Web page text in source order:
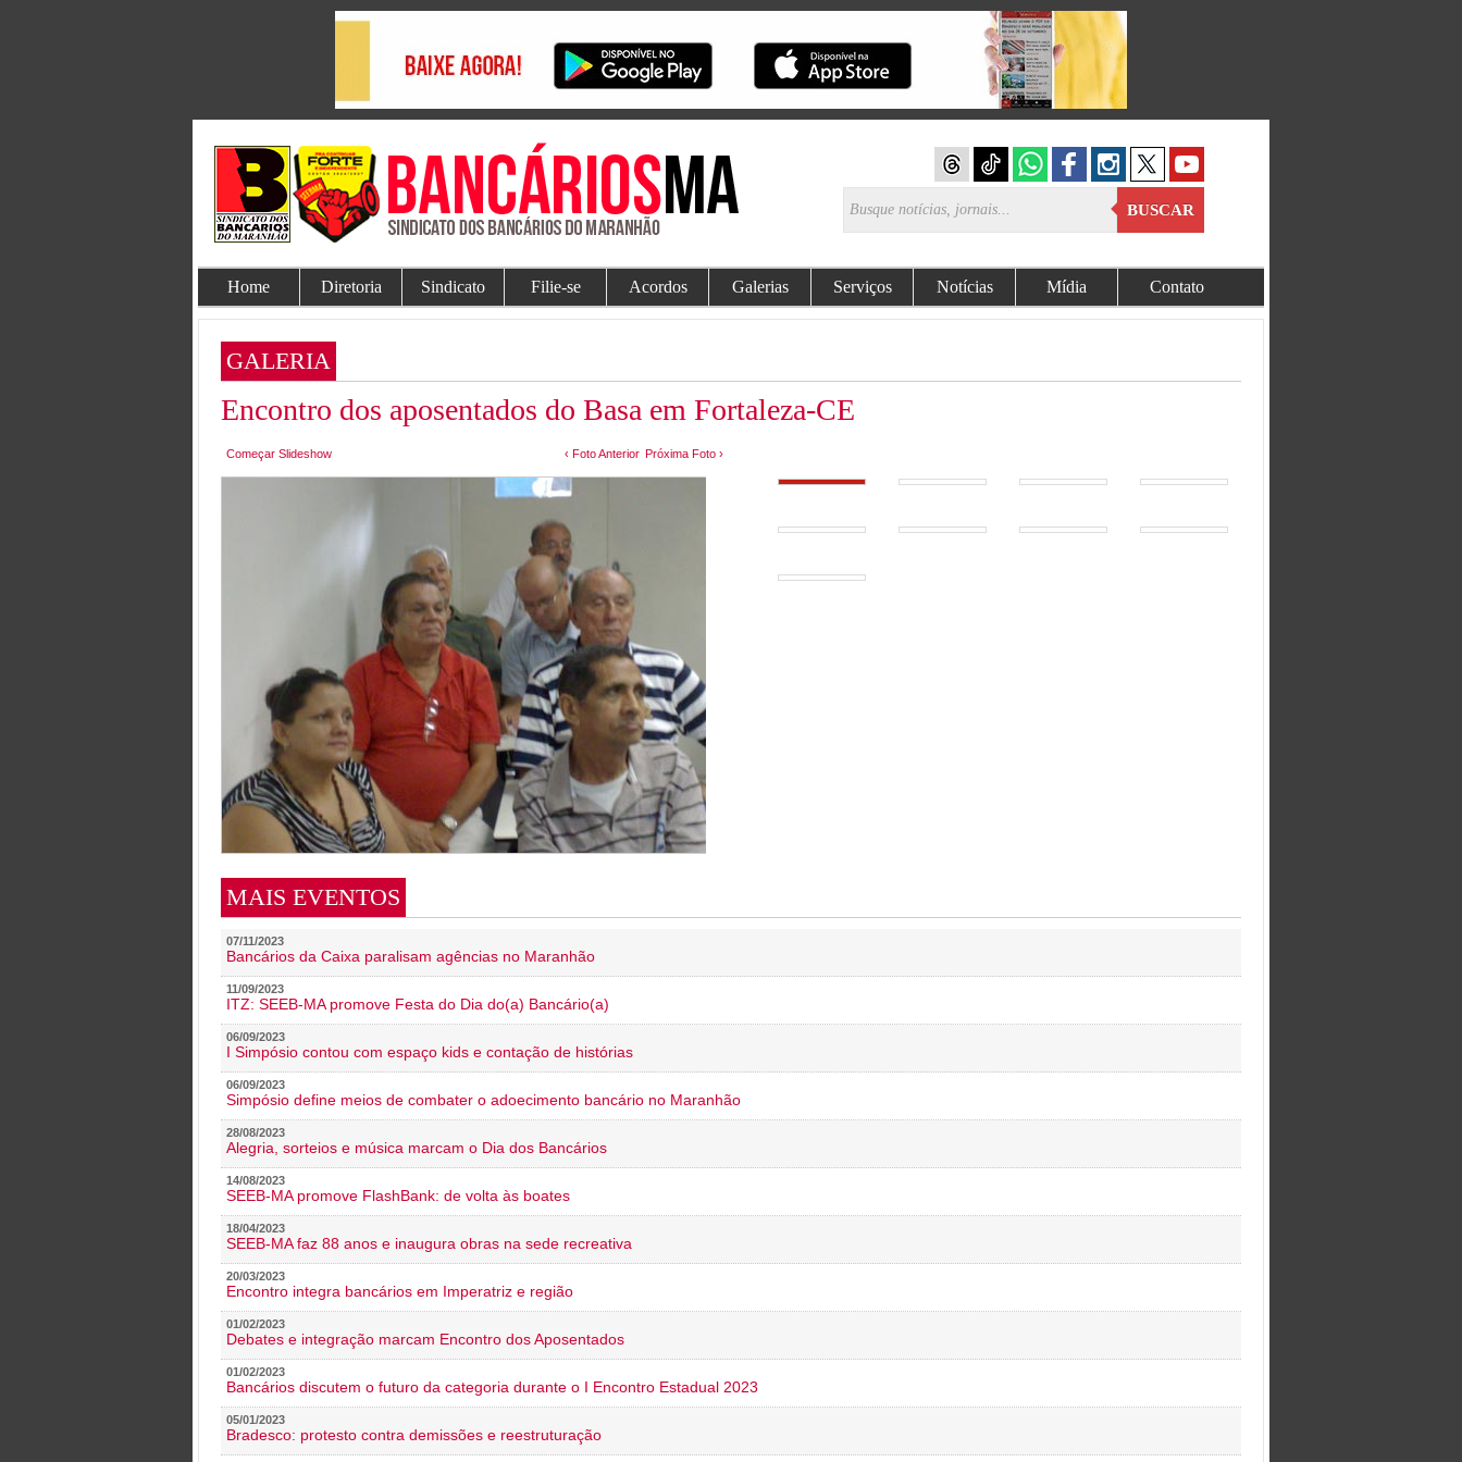
BUSCAR
Home Diretoria Sindicato Filie-se Acordos Galerias Serviços Notícias Mídia Contato
GALERIA
Encontro dos aposentados do Basa em Fortaleza-CE
Começar Slideshow ‹ Foto Anterior Próxima Foto ›
MAIS EVENTOS
07/11/2023
Bancários da Caixa paralisam agências no Maranhão
11/09/2023
ITZ: SEEB-MA promove Festa do Dia do(a) Bancário(a)
06/09/2023
I Simpósio contou com espaço kids e contação de histórias
06/09/2023
Simpósio define meios de combater o adoecimento bancário no Maranhão
28/08/2023
Alegria, sorteios e música marcam o Dia dos Bancários
14/08/2023
SEEB-MA promove FlashBank: de volta às boates
18/04/2023
SEEB-MA faz 88 anos e inaugura obras na sede recreativa
20/03/2023
Encontro integra bancários em Imperatriz e região
01/02/2023
Debates e integração marcam Encontro dos Aposentados
01/02/2023
Bancários discutem o futuro da categoria durante o I Encontro Estadual 2023
05/01/2023
Bradesco: protesto contra demissões e reestruturação